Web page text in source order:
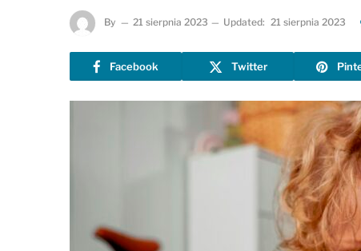
By 21 sierpnia 2023 Updated: 21 sierpnia 2023
Facebook Twitter